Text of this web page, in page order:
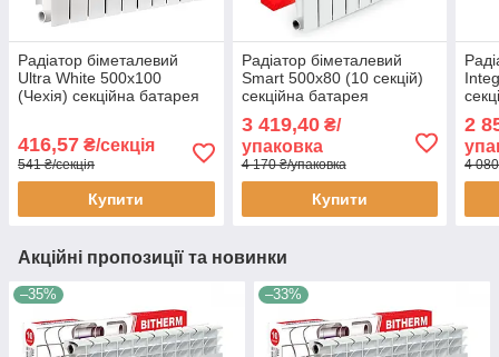
Радіатор біметалевий
Ultra White 500x100
(Чехія) секційна батарея
416,57 ₴/секція
541 ₴/секція
Купити
Радіатор біметалевий
Smart 500x80 (10 секцій)
секційна батарея
опалення
3 419,40₴/
упаковка
4 170 ₴/упаковка
Купити
2
4
Акційні пропозиції та новинки
–35% –33%